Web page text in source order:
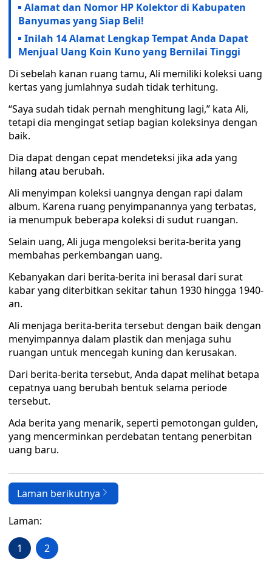
Alamat dan Nomor HP Kolektor di Kabupaten
Banyumas yang Siap Beli!
Inilah 14 Alamat Lengkap Tempat Anda Dapat
Menjual Uang Koin Kuno yang Bernilai Tinggi
Di sebelah kanan ruang tamu, Ali memiliki koleksi uang
kertas yang jumlahnya sudah tidak terhitung.
“Saya sudah tidak pernah menghitung lagi,” kata Ali,
tetapi dia mengingat setiap bagian koleksinya dengan
baik.
Dia dapat dengan cepat mendeteksi jika ada yang
hilang atau berubah.
Ali menyimpan koleksi uangnya dengan rapi dalam
album. Karena ruang penyimpanannya yang terbatas,
ia menumpuk beberapa koleksi di sudut ruangan.
Selain uang, Ali juga mengoleksi berita-berita yang
membahas perkembangan uang.
Kebanyakan dari berita-berita ini berasal dari surat
kabar yang diterbitkan sekitar tahun 1930 hingga 1940-
an.
Ali menjaga berita-berita tersebut dengan baik dengan
menyimpannya dalam plastik dan menjaga suhu
ruangan untuk mencegah kuning dan kerusakan.
Dari berita-berita tersebut, Anda dapat melihat betapa
cepatnya uang berubah bentuk selama periode
tersebut.
Ada berita yang menarik, seperti pemotongan gulden,
yang mencerminkan perdebatan tentang penerbitan
uang baru.
Laman berikutnya
Laman:
1 2